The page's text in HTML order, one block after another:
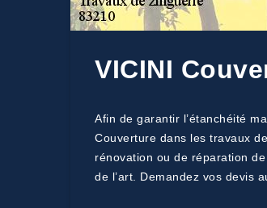
VICINI
Afin de garantir l’étanchéité
Couverture dans les travaux
rénovation ou de réparation
de l’art. Demandez vos devis